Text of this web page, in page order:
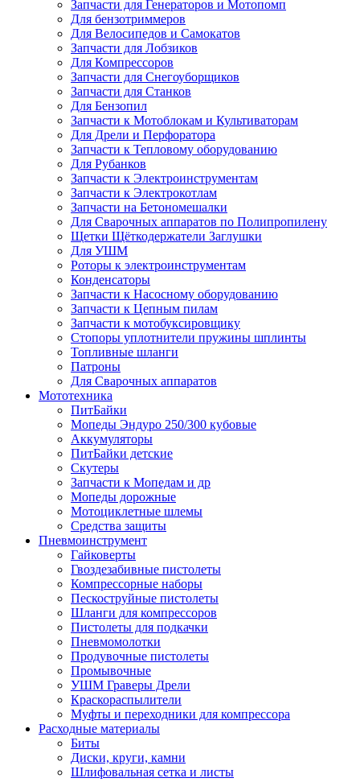
Запчасти для Генераторов и Мотопомп
Для бензотриммеров
Для Велосипедов и Самокатов
Запчасти для Лобзиков
Для Компрессоров
Запчасти для Снегоуборщиков
Запчасти для Станков
Для Бензопил
Запчасти к Мотоблокам и Культиваторам
Для Дрели и Перфоратора
Запчасти к Тепловому оборудованию
Для Рубанков
Запчасти к Электроинструментам
Запчасти к Электрокотлам
Запчасти на Бетономешалки
Для Сварочных аппаратов по Полипропилену
Щетки Щёткодержатели Заглушки
Для УШМ
Роторы к электроинструментам
Конденсаторы
Запчасти к Насосному оборудованию
Запчасти к Цепным пилам
Запчасти к мотобуксировщику
Стопоры уплотнители пружины шплинты
Топливные шланги
Патроны
Для Сварочных аппаратов
Мототехника
ПитБайки
Мопеды Эндуро 250/300 кубовые
Аккумуляторы
ПитБайки детские
Скутеры
Запчасти к Мопедам и др
Мопеды дорожные
Мотоциклетные шлемы
Средства защиты
Пневмоинструмент
Гайковерты
Гвоздезабивные пистолеты
Компрессорные наборы
Пескоструйные пистолеты
Шланги для компрессоров
Пистолеты для подкачки
Пневмомолотки
Продувочные пистолеты
Промывочные
УШМ Граверы Дрели
Краскораспылители
Муфты и переходники для компрессора
Расходные материалы
Биты
Диски, круги, камни
Шлифовальная сетка и листы